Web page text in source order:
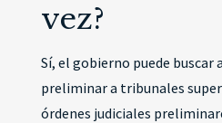
vez?
Sí, el gobierno puede buscar
preliminar a tribunales
órdenes judiciales